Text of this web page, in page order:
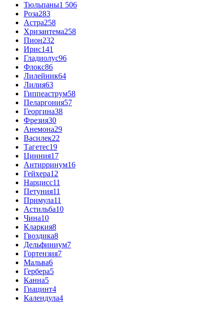
Тюльпаны1 506
Роза283
Астра258
Хризантема258
Пион232
Ирис141
Гладиолус96
Флокс86
Лилейник64
Лилия63
Гиппеаструм58
Пеларгония57
Георгина38
Фрезия30
Анемона29
Василек22
Тагетес19
Цинния17
Антирринум16
Гейхера12
Нарцисс11
Петуния11
Примула11
Астильба10
Чина10
Кларкия8
Гвоздика8
Дельфиниум7
Гортензия7
Мальва6
Гербера5
Канна5
Гиацинт4
Календула4